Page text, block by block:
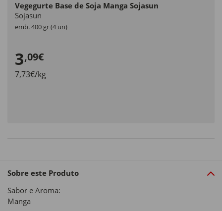
Vegegurte Base de Soja Manga Sojasun
Sojasun
emb. 400 gr (4 un)
3,09€
7,73€/kg
Sobre este Produto
Sabor e Aroma:
Manga